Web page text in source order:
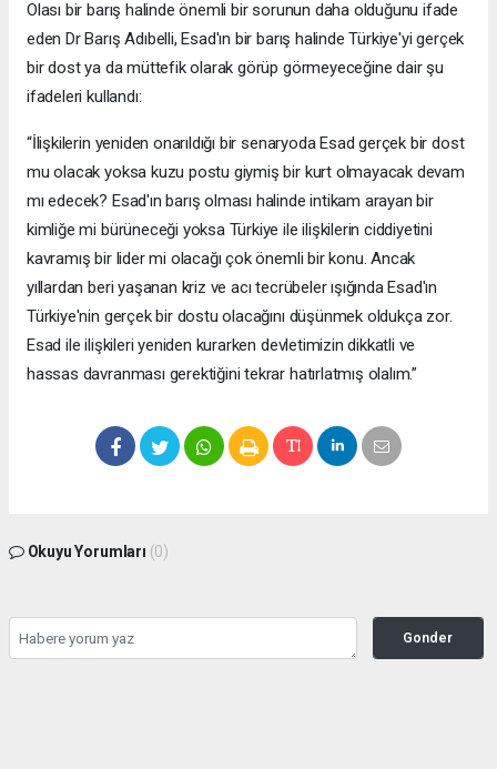
Olası bir barış halinde önemli bir sorunun daha olduğunu ifade
eden Dr Barış Adıbelli, Esad'ın bir barış halinde Türkiye'yi gerçek
bir dost ya da müttefik olarak görüp görmeyeceğine dair şu
ifadeleri kullandı:
“İlişkilerin yeniden onarıldığı bir senaryoda Esad gerçek bir dost
mu olacak yoksa kuzu postu giymiş bir kurt olmayacak devam
mı edecek? Esad'ın barış olması halinde intikam arayan bir
kimliğe mi bürüneceği yoksa Türkiye ile ilişkilerin ciddiyetini
kavramış bir lider mi olacağı çok önemli bir konu. Ancak
yıllardan beri yaşanan kriz ve acı tecrübeler ışığında Esad'ın
Türkiye'nin gerçek bir dostu olacağını düşünmek oldukça zor.
Esad ile ilişkileri yeniden kurarken devletimizin dikkatli ve
hassas davranması gerektiğini tekrar hatırlatmış olalım.”
Okuyu Yorumları (0)
Gonder